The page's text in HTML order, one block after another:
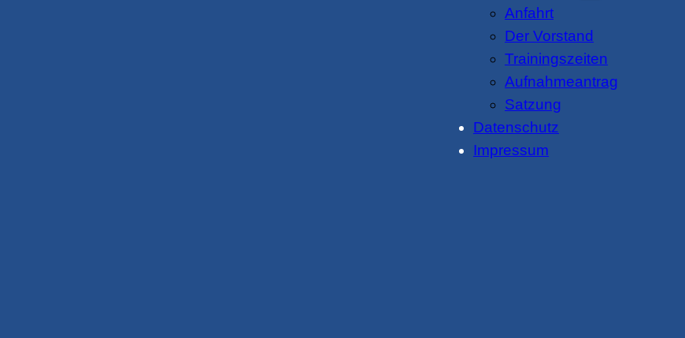
Anfahrt
Der Vorstand
Trainingszeiten
Aufnahmeantrag
Satzung
Datenschutz
Impressum